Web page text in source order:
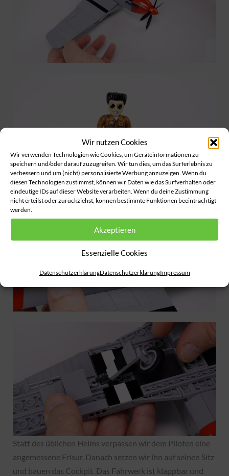
Wir nutzen Cookies
Wir verwenden Technologien wie Cookies, um Geräteinformationen zu
speichern und/oder darauf zuzugreifen. Wir tun dies, um das Surferlebnis zu
verbessern und um (nicht) personalisierte Werbung anzuzeigen. Wenn du
diesen Technologien zustimmst, können wir Daten wie das Surfverhalten oder
eindeutige IDs auf dieser Website verarbeiten. Wenn du deine Zustimmung
nicht erteilst oder zurückziehst, können bestimmte Funktionen beeinträchtigt
werden.
Akzeptieren
Essenzielle Cookies
DatenschutzerklärungDatenschutzerklärungImpressum
Statt des üblichen Helms verpassen wir dem Piloten eine
angemessene Frisur. Danach setzen wir ihn auf seinen Sitz
und bauen das Cockpit. Das Fahrwerk ist klappbar und